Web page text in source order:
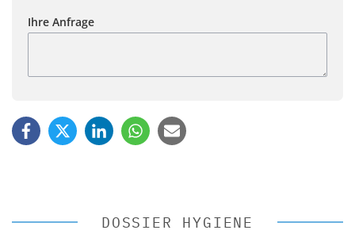
Ihre Anfrage
DOSSIER HYGIENE